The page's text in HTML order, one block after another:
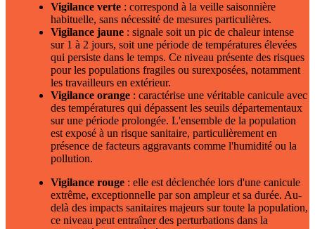
Vigilance verte : correspond à la veille saisonnière
habituelle, sans nécessité de mesures particulières.
Vigilance jaune : signale soit un pic de chaleur intense
sur 1 à 2 jours, soit une période de températures élevées
qui persiste dans le temps. Ce niveau présente des risques
pour les populations fragiles ou surexposées, notamment
les travailleurs en extérieur.
Vigilance orange : caractérise une véritable canicule avec
des températures qui dépassent les seuils départementaux
sur une période prolongée. L'ensemble de la population
est exposé à un risque sanitaire, particulièrement en
présence de facteurs aggravants comme l'humidité ou la
pollution.
Vigilance rouge : elle est déclenchée lors d'une canicule
extrême, exceptionnelle par son ampleur et sa durée. Au-
delà des impacts sanitaires majeurs sur toute la population,
ce niveau peut entraîner des perturbations dans la